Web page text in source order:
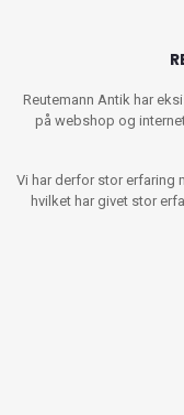
Reutemann Antik har
på webshop og
Vi har derfor stor erfaring
hvilket har givet stor